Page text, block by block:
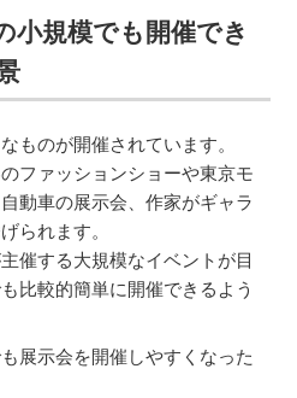
小規模でも開催でき
ものが開催されています。
ファッションショーや東京モ
動車の展示会、作家がギャラ
られます。
催する大規模なイベントが目
比較的簡単に開催できるよう
展示会を開催しやすくなった